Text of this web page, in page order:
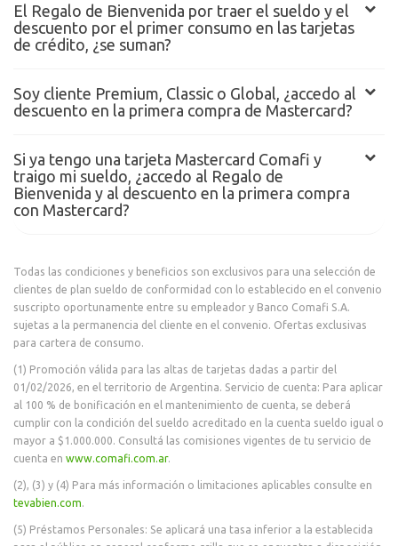
El Regalo de Bienvenida por traer el sueldo y el
descuento por el primer consumo en las tarjetas
de crédito, ¿se suman?
Soy cliente Premium, Classic o Global, ¿accedo al
descuento en la primera compra de Mastercard?
Si ya tengo una tarjeta Mastercard Comafi y
traigo mi sueldo, ¿accedo al Regalo de
Bienvenida y al descuento en la primera compra
con Mastercard?
Todas las condiciones y beneficios son exclusivos para una selección de
clientes de plan sueldo de conformidad con lo establecido en el convenio
suscripto oportunamente entre su empleador y Banco Comafi S.A.
sujetas a la permanencia del cliente en el convenio. Ofertas exclusivas
para cartera de consumo.
(1) Promoción válida para las altas de tarjetas dadas a partir del
01/02/2026, en el territorio de Argentina. Servicio de cuenta: Para aplicar
al 100 % de bonificación en el mantenimiento de cuenta, se deberá
cumplir con la condición del sueldo acreditado en la cuenta sueldo igual o
mayor a $1.000.000. Consultá las comisiones vigentes de tu servicio de
cuenta en www.comafi.com.ar.
(2), (3) y (4) Para más información o limitaciones aplicables consulte en
tevabien.com.
(5) Préstamos Personales: Se aplicará una tasa inferior a la establecida